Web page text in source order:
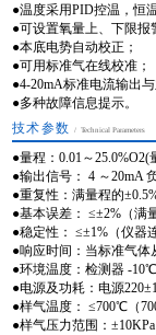
●温度采用PID控温，恒
●可设置氧量上、下限报
●本底电势自动校正；
●可用标准气在线校准；
●4-20mA标准电流输出
●多种故障信息提示。
技术参数
/ Technical Parameters
●量程：0.01～25.0%O2(
●输出信号： 4 ～20mA
●重复性：满量程的
●基本误差： ≤±2%（满
●稳定性： ≤±1%（仪器
●响应时间：当标准气体
●环境温度：检测器 -
●电源及功耗：电源
●样气温度： ≤700℃（
●样气压力范围：±10KPa